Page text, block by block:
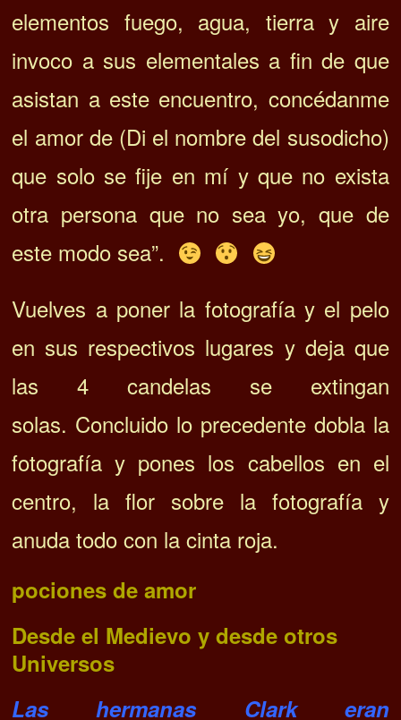
elementos fuego, agua, tierra y aire
invoco a sus elementales a fin de que
asistan a este encuentro, concédanme
el amor de (Di el nombre del susodicho)
que solo se fije en mí y que no exista
otra persona que no sea yo, que de
este modo sea”.
Vuelves a poner la fotografía y el pelo
en sus respectivos lugares y deja que
las 4 candelas se extingan
solas. Concluido lo precedente dobla la
fotografía y pones los cabellos en el
centro, la flor sobre la fotografía y
anuda todo con la cinta roja.
pociones de amor
Desde el Medievo y desde otros
Universos
Las hermanas Clark eran